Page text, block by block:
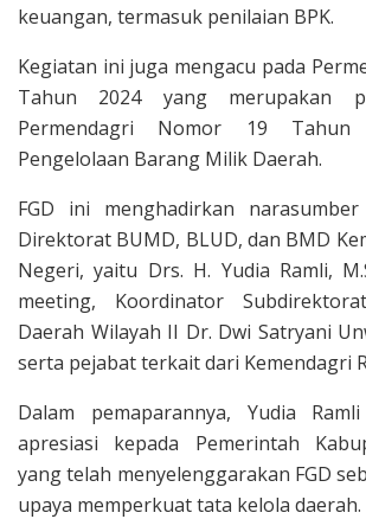
keuangan, termasuk penilaian BPK.
Kegiatan ini juga mengacu pada
Tahun 2024 yang merupakan
Permendagri Nomor 19
Pengelolaan Barang Milik Daerah.
FGD ini menghadirkan
Direktorat BUMD, BLUD, dan BMD
Negeri, yaitu Drs. H. Yudia Ramli,
meeting, Koordinator
Daerah Wilayah II Dr. Dwi Satryani
serta pejabat terkait dari Kemendagri
Dalam pemaparannya, Yudia
apresiasi kepada Pemerintah
yang telah menyelenggarakan FGD
upaya memperkuat tata kelola daerah.